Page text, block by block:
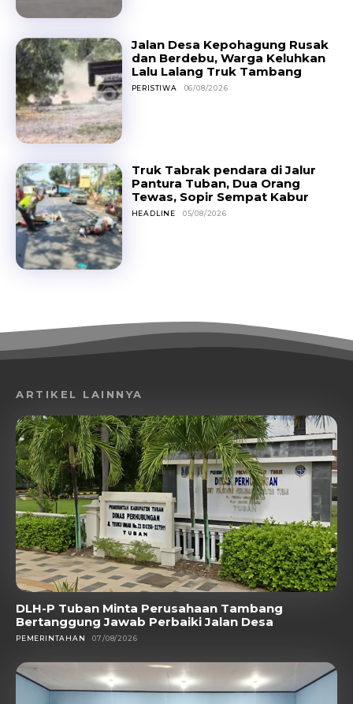
Jalan Desa Kepohagung Rusak
dan Berdebu, Warga Keluhkan
Lalu Lalang Truk Tambang
PERISTIWA 06/08/2026
Truk Tabrak pendara di Jalur
Pantura Tuban, Dua Orang
Tewas, Sopir Sempat Kabur
HEADLINE 05/08/2026
ARTIKEL LAINNYA
DLH-P Tuban Minta Perusahaan Tambang
Bertanggung Jawab Perbaiki Jalan Desa
PEMERINTAHAN 07/08/2026